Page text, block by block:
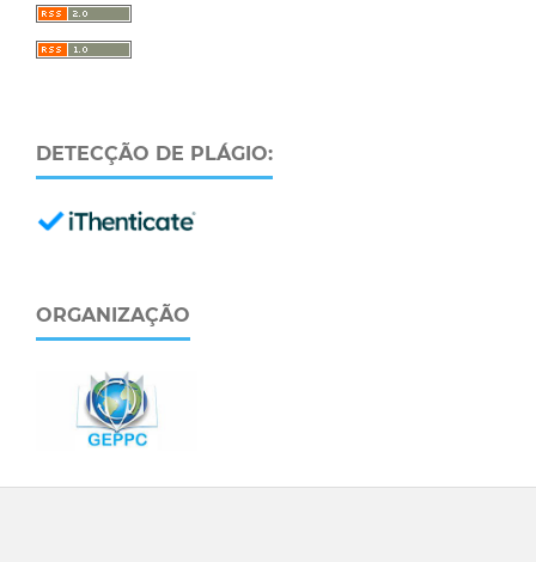
DETECÇÃO DE PLÁGIO:
ORGANIZAÇÃO